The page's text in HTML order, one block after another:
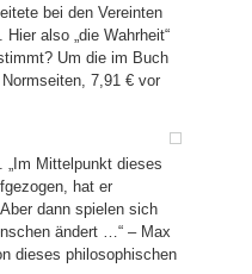
bei den Vereinten
also „die Wahrheit“
Um die im Buch
7,91 € vor
„Im Mittelpunkt dieses
hat er
dann spielen sich
ändert …“ – Max
dieses philosophischen